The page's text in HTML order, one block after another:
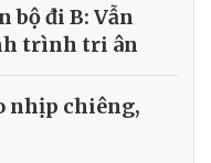
bộ đi B: Vẫn
trình tri ân
nhịp chiêng,